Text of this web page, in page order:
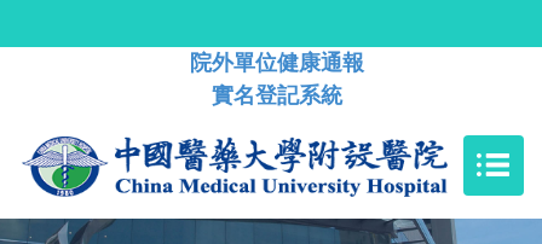
院外單位健康通報
實名登記系統